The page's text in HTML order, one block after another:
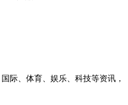
际、体育、娱乐、科技等资讯，